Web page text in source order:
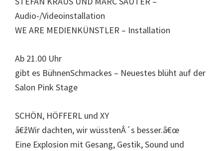
Audio-/Videoinstallation
WE ARE MEDIENKÜNSTLER – Installation
Ab 21.00 Uhr
gibt es BühnenSchmackes – Neuestes blüht auf der
Salon Pink Stage
SCHÖN, HÖFFERL und XY
â€žWir dachten, wir wüsstenÂ´s besser.â€œ
Eine Explosion mit Gesang, Gestik, Sound und